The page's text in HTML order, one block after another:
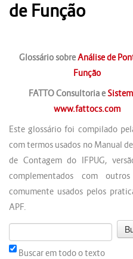
de Função
Glossário sobreAnálise de
Função
FATTO Consultoria e
www.fattocs.com
Este glossário foi compilado
com termos usados no Manual
de Contagem do IFPUG,
complementados com
comumente usados pelos
APF.
Buscar em todo o texto